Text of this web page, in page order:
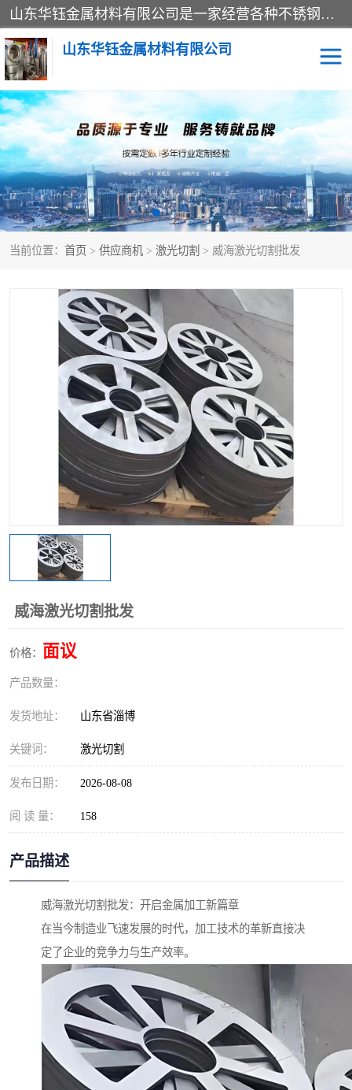
山东华钰金属材料有限公司是一家经营各种不锈钢管材、板材、圆钢、法兰、封头、型材等产品的公司；主营产品有：不锈钢管，激光切割，管件标准件，不锈钢圆钢，不锈钢人孔，不锈钢亮管，不锈钢角钢，不锈钢加工，不锈钢管子，不锈钢工业方管，不锈钢封头，不锈钢法兰，不锈钢阀门，不锈钢槽钢，不锈钢扁钢，不锈钢板等；可为客户制作各种规格的型材及不锈钢配件、非标准件及各种容器具等，能满足客户的不同采购要求。
山东华钰金属材料有限公司
当前位置： 首页 > 供应商机 > 激光切割 > 威海激光切割批发
威海激光切割批发
价格： 面议
产品数量：
发货地址： 山东省淄博
关键词： 激光切割
发布日期： 2026-08-08
阅 读 量： 158
产品描述
威海激光切割批发：开启金属加工新篇章
在当今制造业飞速发展的时代，加工技术的革新直接决
定了企业的竞争力与生产效率。
不锈钢管 激光切割
管件标准件 不锈钢圆钢
不锈钢人孔 不锈钢亮管
不锈钢角钢 不锈钢加工
不锈钢板 不锈钢工业方管
不锈钢封头 不锈钢法兰
不锈钢阀门 不锈钢槽钢
不锈钢扁钢